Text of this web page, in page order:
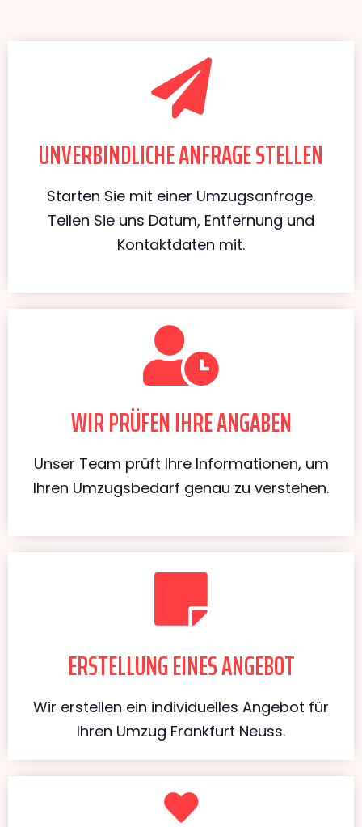
UNVERBINDLICHE ANFRAGE STELLEN
Starten Sie mit einer Umzugsanfrage.
Teilen Sie uns Datum, Entfernung und
Kontaktdaten mit.
WIR PRÜFEN IHRE ANGABEN
Unser Team prüft Ihre Informationen, um
Ihren Umzugsbedarf genau zu verstehen.
ERSTELLUNG EINES ANGEBOT
Wir erstellen ein individuelles Angebot für
Ihren Umzug Frankfurt Neuss.